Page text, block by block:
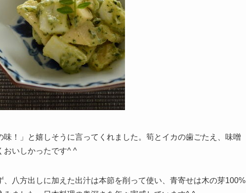
！」と嬉しそうに言ってくれました。筍とイカの歯ごたえ、味噌
おいしかったです^ ^
八方出しに加えた出汁は本節を削って使い、青寄せは木の芽100%